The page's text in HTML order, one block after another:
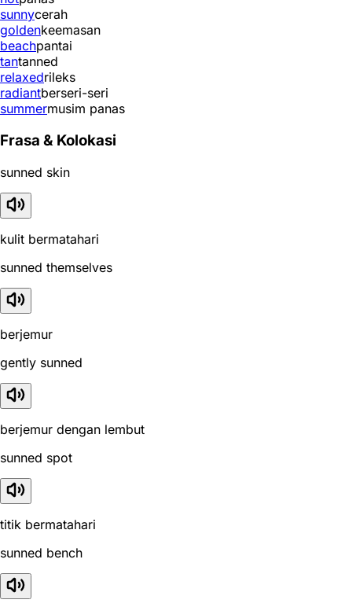
sunnycerah
goldenkeemasan
beachpantai
tantanned
relaxedrileks
radiantberseri-seri
summermusim panas
Frasa & Kolokasi
sunned skin
kulit bermatahari
sunned themselves
berjemur
gently sunned
berjemur dengan lembut
sunned spot
titik bermatahari
sunned bench